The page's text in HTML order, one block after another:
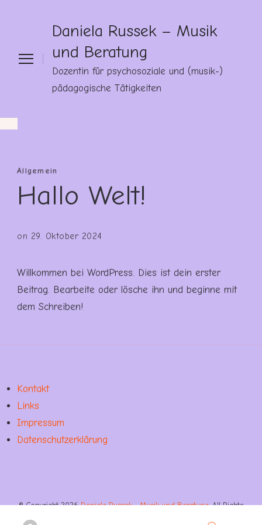
Daniela Russek – Musik
und Beratung
Dozentin für psychosoziale und (musik-)
pädagogische Tätigkeiten
Allgemein
Hallo Welt!
on 29. Oktober 2024
Willkommen bei WordPress. Dies ist dein erster
Beitrag. Bearbeite oder lösche ihn und beginne mit
dem Schreiben!
Kontakt
Links
Impressum
Datenschutzerklärung
© Copyright 2026Daniela Russek - Musik und Beratung. All Rights